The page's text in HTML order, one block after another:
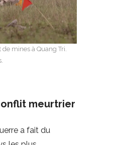
mines à Quang Tri.
meurtrier
a fait du